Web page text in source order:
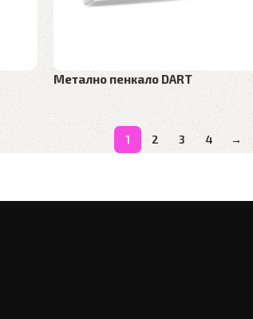
Метално пенкало DART
Рекламен материјал ,Метални
1 2 3 4 →